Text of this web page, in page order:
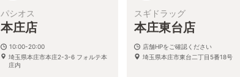
パシオス
本庄店
10:00-20:00
埼玉県本庄市本庄2-3-6 フォルテ本
庄内
スギドラッグ
本庄東台店
店舗HPをご確認ください
埼玉県本庄市東台二丁目5番18号